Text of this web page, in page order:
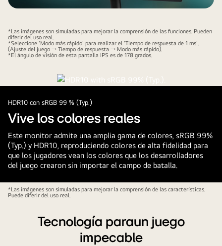
*Las imágenes son simuladas para mejorar la comprensión de las funciones. Pueden
diferir del uso real.
*Seleccione 'Modo más rápido' para realizar el 'Tiempo de respuesta de 1 ms'.
(Ajuste del juego → Tiempo de respuesta → Modo más rápido).
*El ángulo de visión de esta pantalla IPS es de 178 grados.
HDR10 con sRGB 99 % (Typ.)
Vive los colores reales
Este monitor admite una amplia gama de colores, sRGB 99%
(Typ.) y HDR10, reproduciendo colores de alta fidelidad para
que los jugadores vean los colores que los desarrolladores
del juego crearon sin importar el campo de batalla.
*Las imágenes son simuladas para mejorar la comprensión de las características.
Puede diferir del uso real.
Tecnología paraun juego
impecable